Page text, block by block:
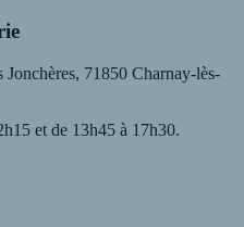
déplacer des matériaux ou
tous ces besoins. Leur
à différentes conditions de
pour toute entreprise.
proposons des
la productivité et réduire
Chaque modèle est
systèmes avancés pour garantir
71850 Charnay-lès-
et de 13h45 à 17h30.